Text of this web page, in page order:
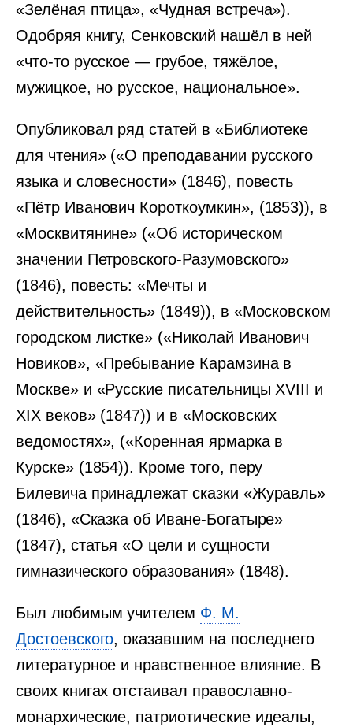
«Зелёная птица», «Чудная встреча»).
Одобряя книгу, Сенковский нашёл в ней
«что-то русское — грубое, тяжёлое,
мужицкое, но русское, национальное».
Опубликовал ряд статей в «Библиотеке
для чтения» («О преподавании русского
языка и словесности» (1846), повесть
«Пётр Иванович Короткоумкин», (1853)), в
«Москвитянине» («Об историческом
значении Петровского-Разумовского»
(1846), повесть: «Мечты и
действительность» (1849)), в «Московском
городском листке» («Николай Иванович
Новиков», «Пребывание Карамзина в
Москве» и «Русские писательницы XVIII и
XIX веков» (1847)) и в «Московских
ведомостях», («Коренная ярмарка в
Курске» (1854)). Кроме того, перу
Билевича принадлежат сказки «Журавль»
(1846), «Сказка об Иване-Богатыре»
(1847), статья «О цели и сущности
гимназического образования» (1848).
Был любимым учителем Ф. М.
Достоевского, оказавшим на последнего
литературное и нравственное влияние. В
своих книгах отстаивал православно-
монархические, патриотические идеалы,